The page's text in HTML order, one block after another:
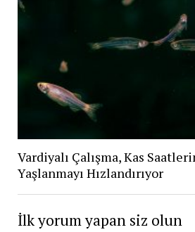
Vardiyalı Çalışma, Kas
Yaşlanmayı Hızlandırıyor
İlk yorum yapan siz olun